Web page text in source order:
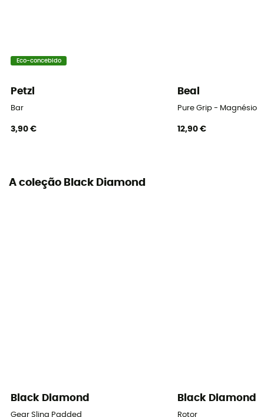
Eco-concebido
Petzl
Bar
3,90 €
Beal
Pure Grip - Magnésio
12,90 €
A coleção Black Diamond
Black Diamond
Gear Sling Padded
Black Diamond
Rotor